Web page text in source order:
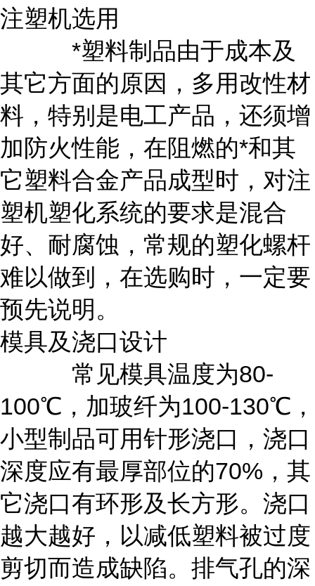
注塑机选用
*塑料制品由于成本及
其它方面的原因，多用改性材
料，特别是电工产品，还须增
加防火性能，在阻燃的*和其
它塑料合金产品成型时，对注
塑机塑化系统的要求是混合
好、耐腐蚀，常规的塑化螺杆
难以做到，在选购时，一定要
预先说明。
模具及浇口设计
常见模具温度为80-
100℃，加玻纤为100-130℃，
小型制品可用针形浇口，浇口
深度应有最厚部位的70%，其
它浇口有环形及长方形。浇口
越大越好，以减低塑料被过度
剪切而造成缺陷。排气孔的深